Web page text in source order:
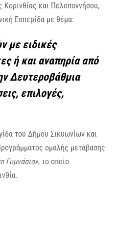
και Πελοποννήσου,
Εσπερίδα με θέμα:
με ειδικές
ή και αναπηρία από
Δευτεροβάθμια
επιλογές,
του Δήμου Σικυωνίων και
ομαλής μετάβασης
Γυμνάσιο», το οποίο